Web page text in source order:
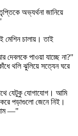
অভ্যর্থনা জানিয়ে
মেশিন চালায়। তাই
পাওয়া যাচ্ছে না?"
থলি ঝুলিয়ে সত্যেন ঘরে
যেটুকু যোগাযোগ। আমি
পড়াগুলো জেনে নিই।
—"